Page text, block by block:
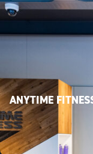
ANYTIME